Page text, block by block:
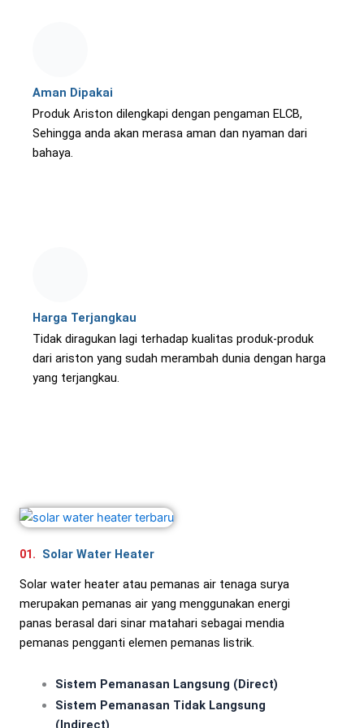
Aman Dipakai
Produk Ariston dilengkapi dengan pengaman ELCB,
Sehingga anda akan merasa aman dan nyaman dari
bahaya.
Harga Terjangkau
Tidak diragukan lagi terhadap kualitas produk-produk
dari ariston yang sudah merambah dunia dengan harga
yang terjangkau.
01. Solar Water Heater
Solar water heater atau pemanas air tenaga surya
merupakan pemanas air yang menggunakan energi
panas berasal dari sinar matahari sebagai mendia
pemanas pengganti elemen pemanas listrik.
Sistem Pemanasan Langsung (Direct)
Sistem Pemanasan Tidak Langsung